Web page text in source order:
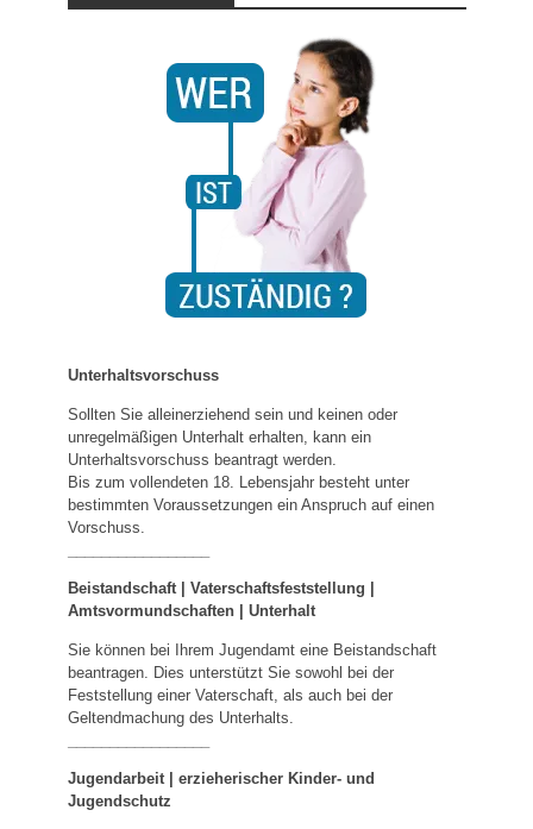
Unterhaltsvorschuss
Sollten Sie alleinerziehend sein und keinen oder
unregelmäßigen Unterhalt erhalten, kann ein
Unterhaltsvorschuss beantragt werden.
Bis zum vollendeten 18. Lebensjahr besteht unter
bestimmten Voraussetzungen ein Anspruch auf einen
Vorschuss.
Beistandschaft | Vaterschaftsfeststellung |
Amtsvormundschaften| Unterhalt
Sie können bei Ihrem Jugendamt eine Beistandschaft
beantragen. Dies unterstützt Sie sowohl bei der
Feststellung einer Vaterschaft, als auch bei der
Geltendmachung des Unterhalts.
Jugendarbeit | erzieherischer Kinder- und
Jugendschutz